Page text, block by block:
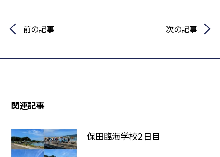
前の記事 次の記事
関連記事
保田臨海学校２日目